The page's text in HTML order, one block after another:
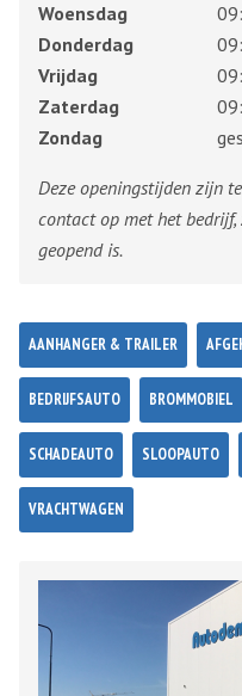
Woensdag
Donderdag
Vrijdag
Zaterdag
Zondag
Deze openingstijden zijn
contact op met het
geopend is.
AANHANGER & TRAILER
BEDRIJFSAUTO BROMMOBIEL
SCHADEAUTO SLOOPAUTO
VRACHTWAGEN